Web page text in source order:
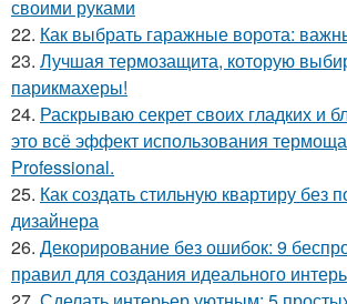
своими руками
22. Как выбрать гаражные ворота:
23. Лучшая термозащита, которую
парикмахеры!
24. Раскрываю секрет своих гладких и
это всё эффект использования
Professional.
25. Как создать стильную квартиру без
дизайнера
26. Декорирование без ошибок: 9
правил для создания идеального